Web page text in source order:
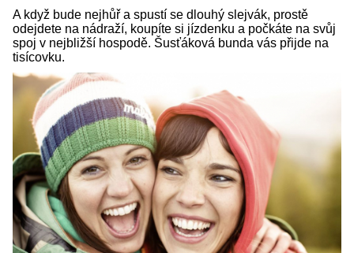
A když bude nejhůř a spustí se dlouhý slejvák, prostě
odejdete na nádraží, koupíte si jízdenku a počkáte na svůj
spoj v nejbližší hospodě. Šusťáková bunda vás přijde na
tisícovku.